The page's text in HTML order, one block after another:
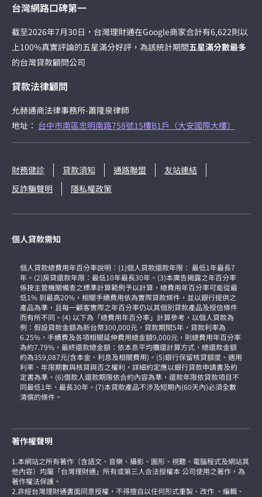
台灣網路口碑第一
截至2026年7月30日，台灣理財通在Google商家合計有6,622則以
上100%真實評論的五星滿分好評，為該統計期間五星滿分數最多
的台灣貸款顧問公司
貸款法律顧問
允赫通商法律事務所-蕭隆泉律師
地址： 台中市南區忠明南路758號15樓B1戶（大安國際大樓）
財務健診 貸款須知 通路聯盟
友站連結
反詐騙聲明
隱私權政策
個人貸款需知
個人貸款總費用年百分率說明：(1)個人貸款還款年限： 最低1年最長7
年。(2)房貸還款年限：最低10年最長30年。(3)本廣告揭露之年百分率
係按主管機關備查之標準計算範例予以計算，總費用年百分率可能從最
低1% 到最高20%，相關手續費用依為實際貸款條件，並以銀行提供之
產品為準，且每一顧客實際之年百分率仍以其個別貸款產品及授信條件
而有所不同。(4) 以下為「總費用年百分率」計算參考，以個人貸款為
例：假設貸款金額為新台幣300,000元，貸款期間5年，貸款利率為
6.25%，手續費及各項相關延伸費用總金額9,000元，則總費用年百分率
為約7.79%，最終還款總金額：依本息平均攤還計算方式，總還款金額
約為359,087元(含本金、利息及相關費用)。(5)銀行保留核貸額度、適用
利率、年限期數與核貸與否之權利，詳細約定應以銀行貸款申請書及約
定書為準。(6)借款人還款期限依合約內容為準，還款年限依貸款項目不
同最低1年、最長30年。(7)本貸款產品不涉及短期內(60天內)必須全數
清償的條件。
著作權聲明
1.本網站之所有著作（含語文、音樂、攝影、圖形、視聽、電腦程式及網站其
他內容）均屬「台灣理財通」所有或第三人合法授權本 公司使用之著作，為
著作權法保護。
2.非經台灣理財通書面同意授權，不得擅自以任何形式重製、改作 、編輯、